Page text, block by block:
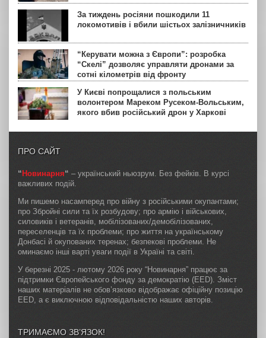
За тиждень росіяни пошкодили 11
локомотивів і вбили шістьох залізничників
“Керувати можна з Європи”: розробка
“Скелі” дозволяє управляти дронами за
сотні кілометрів від фронту
У Києві попрощалися з польським
волонтером Мареком Русеком-Вольським,
якого вбив російський дрон у Харкові
ПРО САЙТ
“ Новинарня“ – український ньюзрум. Без фейків. В курсі
важливих подій.
Ми пишемо насамперед про війну з російськими окупантами;
про Збройні сили та їх розбудову; про армію і військових,
силовиків і ветеранів, мобілізованих/демобілізованих,
переселенців та їх проблеми; про життя на українському
Донбасі й окупованих теренах; безпекові проблеми. Не
оминаємо інші варті уваги події в Україні та світі.
У березні 2025 - лютому 2026 року “Новинарня” працює за
підтримки Європейського фонду за демократію (EED). Зміст
наших матеріалів не обов’язково відображає офіційну позицію
EED, а є виключною відповідальністю наших авторів.
ТРИМАЄМО ЗВ’ЯЗОК!